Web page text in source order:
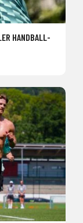
HANDBALL-